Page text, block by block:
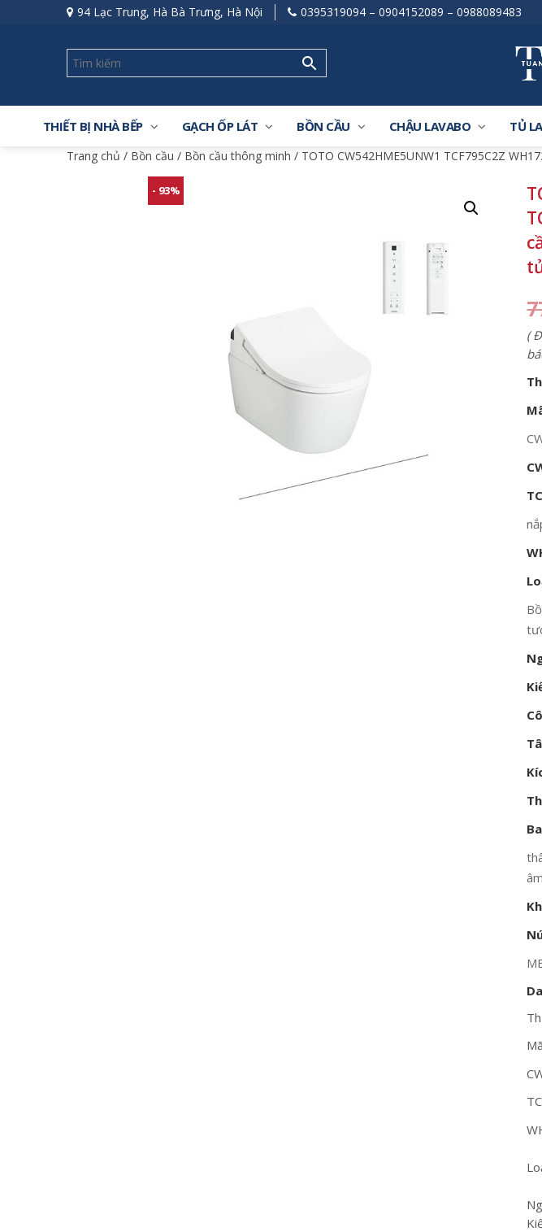
94 Lạc Trung, Hà Bà Trưng, Hà Nội 0395319094 – 0904152089 – 0988089483
THIẾT BỊ NHÀ BẾP GẠCH ỐP LÁT BỒN CẦU CHẬU LAVABO TỦ
Trang chủ / Bồn cầu / Bồn cầu thông minh / TOTO CW542HME5UNW1 TCF795C2Z
- 93%
(